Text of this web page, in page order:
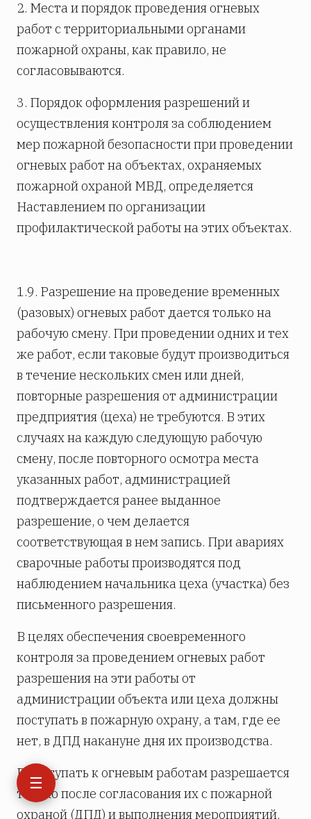
☰
2. Места и порядок проведения огневых
работ с территориальными органами
пожарной охраны, как правило, не
согласовываются.
3. Порядок оформления разрешений и
осуществления контроля за соблюдением
мер пожарной безопасности при проведении
огневых работ на объектах, охраняемых
пожарной охраной МВД, определяется
Наставлением по организации
профилактической работы на этих объектах.
1.9. Разрешение на проведение временных
(разовых) огневых работ дается только на
рабочую смену. При проведении одних и тех
же работ, если таковые будут производиться
в течение нескольких смен или дней,
повторные разрешения от администрации
предприятия (цеха) не требуются. В этих
случаях на каждую следующую рабочую
смену, после повторного осмотра места
указанных работ, администрацией
подтверждается ранее выданное
разрешение, о чем делается
соответствующая в нем запись. При авариях
сварочные работы производятся под
наблюдением начальника цеха (участка) без
письменного разрешения.
В целях обеспечения своевременного
контроля за проведением огневых работ
разрешения на эти работы от
администрации объекта или цеха должны
поступать в пожарную охрану, а там, где ее
нет, в ДПД накануне дня их производства.
Приступать к огневым работам разрешается
только после согласования их с пожарной
охраной (ДПД) и выполнения мероприятий,